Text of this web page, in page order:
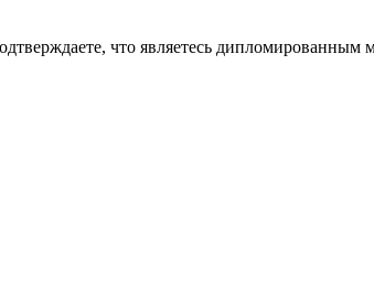
что являетесь дипломированным